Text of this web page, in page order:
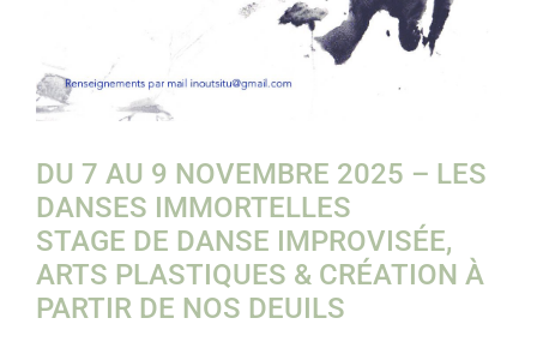
DU 7 AU 9 NOVEMBRE 2025 – LES
DANSES IMMORTELLES
STAGE DE DANSE IMPROVISÉE,
ARTS PLASTIQUES & CRÉATION À
PARTIR DE NOS DEUILS